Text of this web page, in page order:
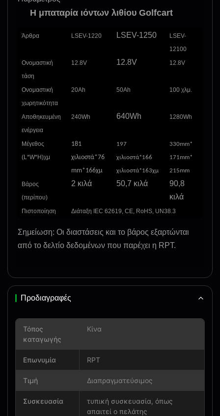
Η μπαταρία ιόντων λιθίου Golfcart
Άρθρα LSEV-1220 LSEV-1250
LSEV-
12100
Ονομαστική
τάση
12.8V 12.8V 12.8V
Ονομαστική
χωρητικότητα
20Ah 50Ah 100 χλμ.
Αποθηκευμένη
ενέργεια
240Wh 640Wh 1280Wh
Μέγεθος
(L*W*H)χμ
181
χιλιοστά*76
mm*166χμ
197
χιλιοστά*166
χιλιοστά*163χμ
330mm*
171mm*
215mm
Βάρος
(περίπου)
2 κιλά 50,7 κιλά
90,8
κιλά
Πιστοποίηση Διάταξη IEC 62619, CE, RoHS, UN38.3
Σημείωση: Οι διαστάσεις και το βάρος εξαρτώνται
από το δελτίο δεδομένων που παρέχει η RPT.
Προδιαγραφές
Τόπος
καταγωγής
Κίνα
Επωνυμία RPT
Τιμή Διαπραγματεύσιμος
Συσκευασία
τυπική συσκευασία, όπως
απαιτεί ο πελάτης